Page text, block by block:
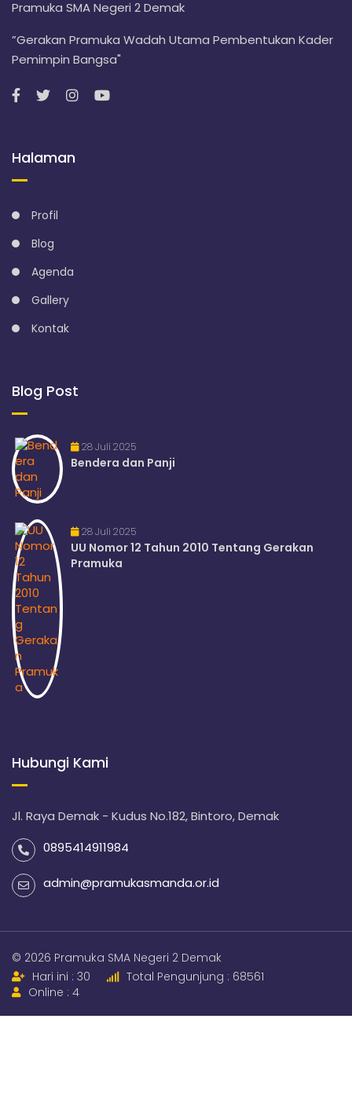
Pramuka SMA Negeri 2 Demak
”Gerakan Pramuka Wadah Utama Pembentukan Kader
Pemimpin Bangsa"
Halaman
Profil
Blog
Agenda
Gallery
Kontak
Blog Post
28 Juli 2025
Bendera dan Panji
28 Juli 2025
UU Nomor 12 Tahun 2010 Tentang Gerakan
Pramuka
Hubungi Kami
Jl. Raya Demak - Kudus No.182, Bintoro, Demak
0895414911984
admin@pramukasmanda.or.id
© 2026 Pramuka SMA Negeri 2 Demak
Hari ini : 30
Total Pengunjung : 68561
Online : 4